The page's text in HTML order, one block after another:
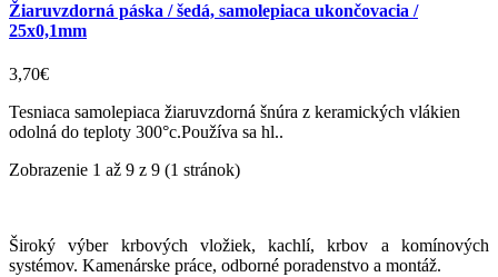
Žiaruvzdorná páska / šedá, samolepiaca ukončovacia /
25x0,1mm
3,70€
Tesniaca samolepiaca žiaruvzdorná šnúra z keramických vlákien
odolná do teploty 300°c.Používa sa hl..
Zobrazenie 1 až 9 z 9 (1 stránok)
Široký výber krbových vložiek, kachlí, krbov a komínových
systémov. Kamenárske práce, odborné poradenstvo a montáž.